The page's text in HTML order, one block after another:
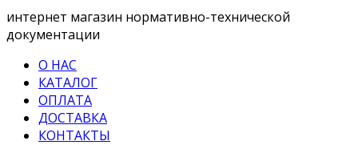
интернет магазин нормативно-технической
документации
О НАС
КАТАЛОГ
ОПЛАТА
ДОСТАВКА
КОНТАКТЫ